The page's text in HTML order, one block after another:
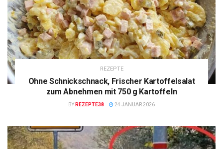
REZEPTE
Ohne Schnickschnack, Frischer Kartoffelsalat
zum Abnehmen mit 750 g Kartoffeln
BY REZEPTE38 24 JANUAR 2026